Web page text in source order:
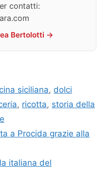
contatti:
Bertolotti →
siciliana, dolci
, ricotta, storia della
a Procida grazie alla
italiana del